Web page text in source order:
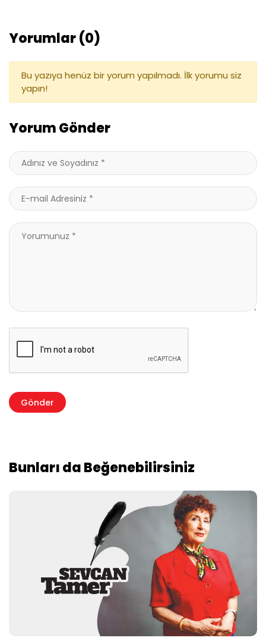
Yorumlar (0)
Bu yazıya henüz bir yorum yapılmadı. İlk yorumu siz
yapın!
Yorum Gönder
Bunları da Beğenebilirsiniz